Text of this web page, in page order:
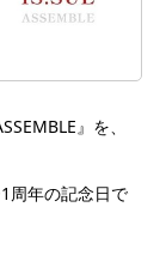
』を、
周年の記念日で